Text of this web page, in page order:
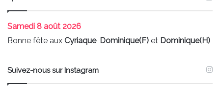
Samedi 8 août 2026
Bonne fête aux Cyriaque, Dominique(F) et Dominique(H)
Suivez-nous sur Instagram